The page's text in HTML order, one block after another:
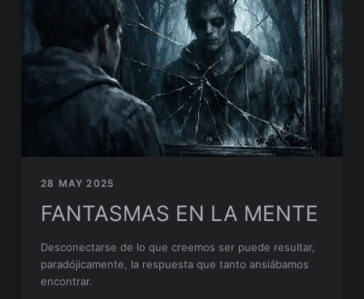
28 MAY 2025
FANTASMAS EN LA MENTE
Desconectarse de lo que creemos ser puede resultar,
paradójicamente, la respuesta que tanto ansiábamos
encontrar.